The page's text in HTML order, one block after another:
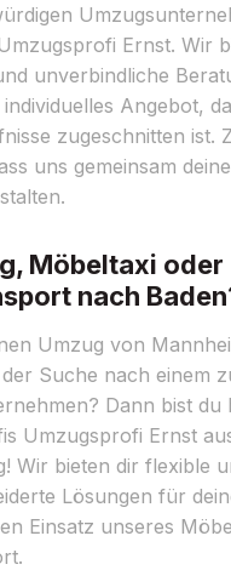
Ernst. Wir
unverbindliche
Angebot,
zugeschnitten ist.
uns gemeinsam
Möbeltaxi oder
nach
Umzug von
Suche nach einem
Dann bist du
Umzugsprofi Ernst
Wir bieten dir flexible
Lösungen für
Einsatz unseres